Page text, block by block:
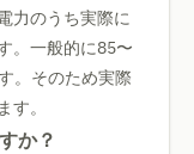
力のうち実際に
。一般的に85〜
。そのため実際
。
か？